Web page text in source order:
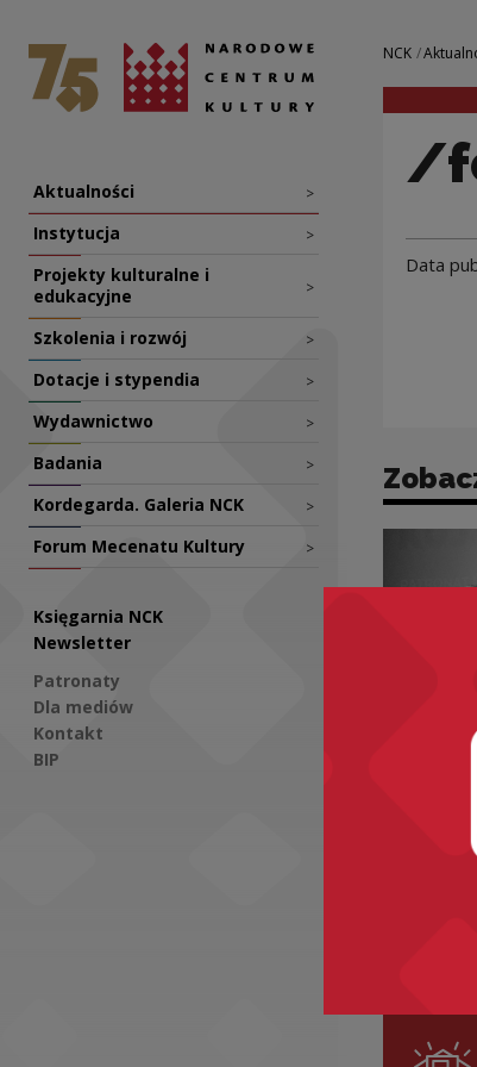
/fotorelacje/
Narodowe Centrum Kultury
Nawigacja
Aktualności >
Instytucja >
Projekty kulturalne i
edukacyjne
>
Szkolenia i rozwój >
Dotacje i stypendia >
Wydawnictwo >
Badania >
Kordegarda. Galeria NCK >
Forum Mecenatu Kultury >
Księgarnia NCK
Newsletter
Patronaty
Dla mediów
Kontakt
BIP
Nawigacja
NCK
/
Data